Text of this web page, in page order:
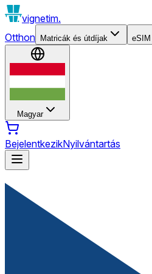
vignetim.
Otthon
Matricák és útdíjak eSIM
Magyar
BejelentkezikNyilvántartás